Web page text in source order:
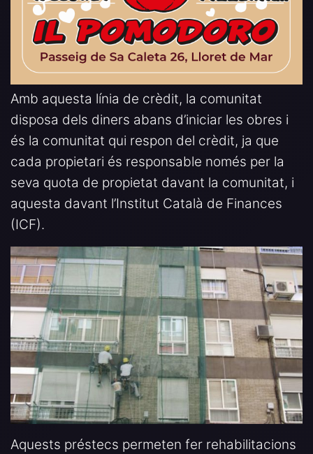
Amb aquesta línia de crèdit, la comunitat
disposa dels diners abans d’iniciar les obres i
és la comunitat qui respon del crèdit, ja que
cada propietari és responsable només per la
seva quota de propietat davant la comunitat, i
aquesta davant l’Institut Català de Finances
(ICF).
Aquests préstecs permeten fer rehabilitacions